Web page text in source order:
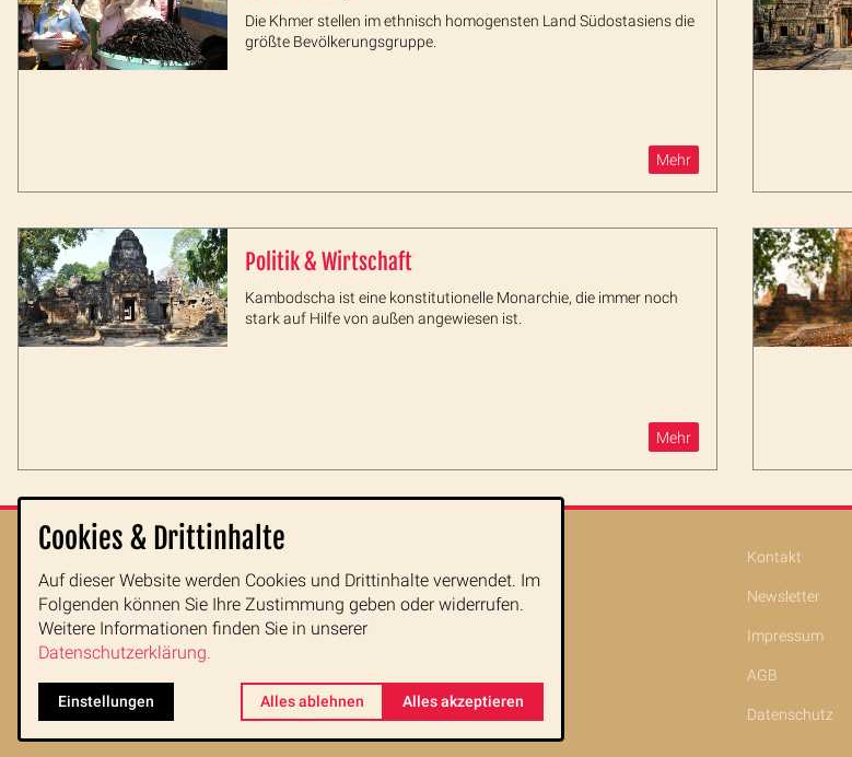
Die Khmer stellen im ethnisch homogensten Land Südostasiens die
größte Bevölkerungsgruppe.
Mehr
Politik & Wirtschaft
Kambodscha ist eine konstitutionelle Monarchie, die immer noch
stark auf Hilfe von außen angewiesen ist.
Mehr
Reisearten
Kontakt
Newsletter
Impressum
AGB
Datenschutz
Cookies & Drittinhalte
Auf dieser Website werden Cookies und Drittinhalte verwendet. Im
Folgenden können Sie Ihre Zustimmung geben oder widerrufen.
Weitere Informationen finden Sie in unserer
Datenschutzerklärung.
Einstellungen Alles ablehnen Alles akzeptieren